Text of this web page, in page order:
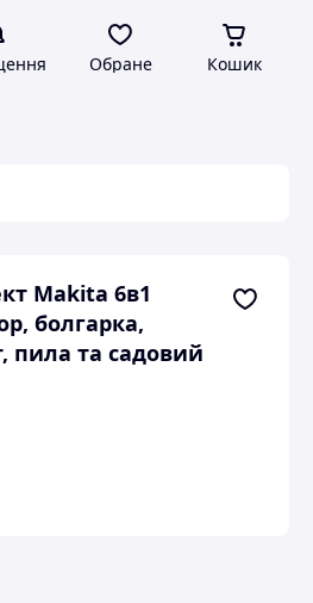
Обране Кошик
Makita 6в1
болгарка,
пила та садовий